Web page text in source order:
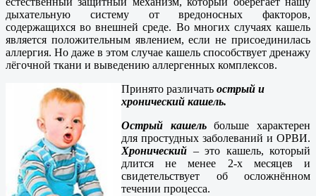
дыхательную систему от вредоносных факторов,
содержащихся во внешней среде. Во многих случаях кашель
является положительным явлением, если не присоединилась
аллергия. Но даже в этом случае кашель способствует дренажу
лёгочной ткани и выведению аллергенных комплексов.
Принято различать острый и
хронический кашель.
Острый кашельбольше характерен
для простудных заболеваний и ОРВИ.
Хронический – это кашель, который
длится не менее 2-х месяцев и
свидетельствует об осложнённом
течении процесса.